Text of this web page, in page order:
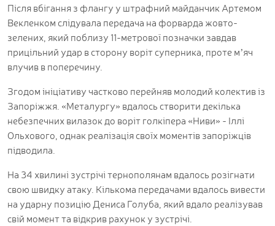
Після вбігання з флангу у штрафний майданчик Артемом
Векленком слідувала передача на форварда жовто-
зелених, який поблизу 11-метрової позначки завдав
прицільний удар в сторону воріт суперника, проте мʼяч
влучив в поперечину.
Згодом ініціативу частково перейняв молодий колектив із
Запоріжжя. «Металургу» вдалось створити декілька
небезпечних вилазок до воріт голкіпера «Ниви» - Іллі
Ольхового, однак реалізація своїх моментів запоріжців
підводила.
На 34 хвилині зустрічі тернополянам вдалось розігнати
свою швидку атаку. Кількома передачами вдалось вивести
на ударну позицію Дениса Голуба, який вдало реалізував
свій момент та відкрив рахунок у зустрічі.